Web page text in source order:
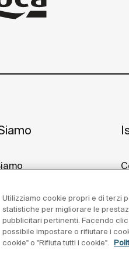
Nel Mondo
E Innovazione
a Noi
Utilizziamo cookie propri e di terzi
statistiche per migliorare le
pubblicitari pertinenti. Facendo
possibile impostare o rifiutare i
cookie" o "Rifiuta tutti i cookie".